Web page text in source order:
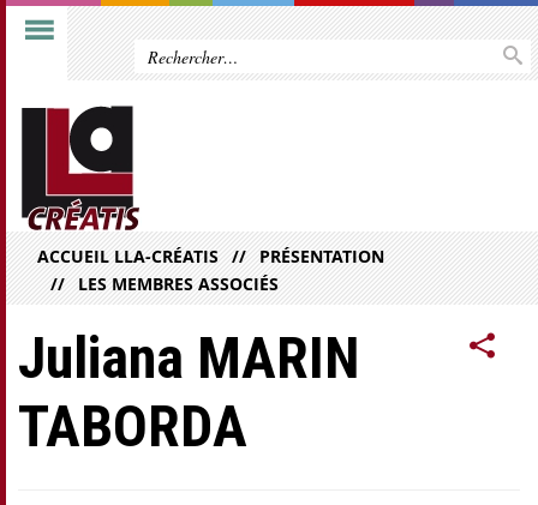
ACCUEIL LLA-CRÉATIS
PRÉSENTATION
LES MEMBRES ASSOCIÉS
Juliana MARIN
TABORDA